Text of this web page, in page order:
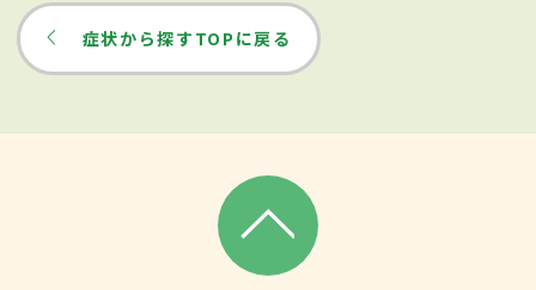
症状から探すTOPに戻る